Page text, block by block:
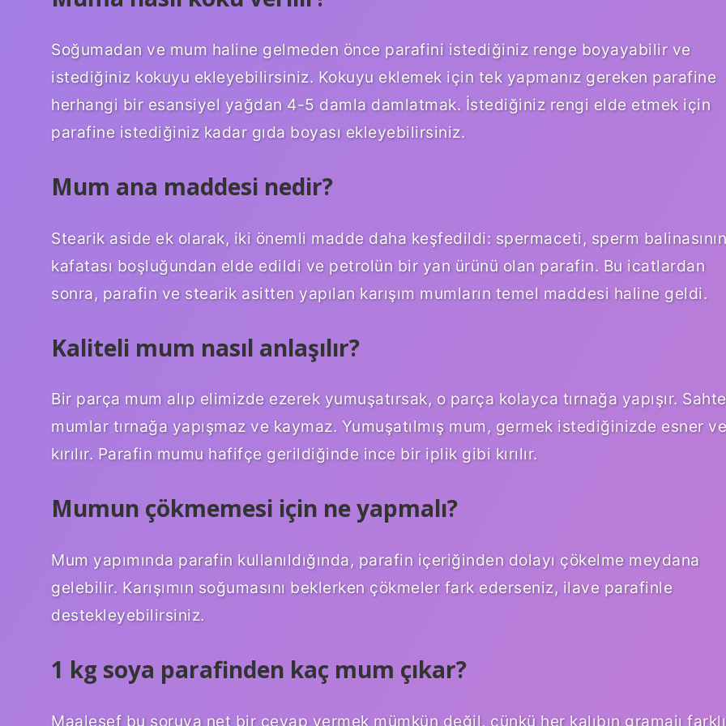
Soğumadan ve mum haline gelmeden önce parafini istediğiniz renge boyayabilir ve
istediğiniz kokuyu ekleyebilirsiniz. Kokuyu eklemek için tek yapmanız gereken parafine
herhangi bir esansiyel yağdan 4-5 damla damlatmak. İstediğiniz rengi elde etmek için
parafine istediğiniz kadar gıda boyası ekleyebilirsiniz.
Mum ana maddesi nedir?
Stearik aside ek olarak, iki önemli madde daha keşfedildi: spermaceti, sperm balinasının
kafatası boşluğundan elde edildi ve petrolün bir yan ürünü olan parafin. Bu icatlardan
sonra, parafin ve stearik asitten yapılan karışım mumların temel maddesi haline geldi.
Kaliteli mum nasıl anlaşılır?
Bir parça mum alıp elimizde ezerek yumuşatırsak, o parça kolayca tırnağa yapışır. Sahte
mumlar tırnağa yapışmaz ve kaymaz. Yumuşatılmış mum, germek istediğinizde esner ve
kırılır. Parafin mumu hafifçe gerildiğinde ince bir iplik gibi kırılır.
Mumun çökmemesi için ne yapmalı?
Mum yapımında parafin kullanıldığında, parafin içeriğinden dolayı çökelme meydana
gelebilir. Karışımın soğumasını beklerken çökmeler fark ederseniz, ilave parafinle
destekleyebilirsiniz.
1 kg soya parafinden kaç mum çıkar?
Maalesef bu soruya net bir cevap vermek mümkün değil, çünkü her kalıbın gramajı farklı